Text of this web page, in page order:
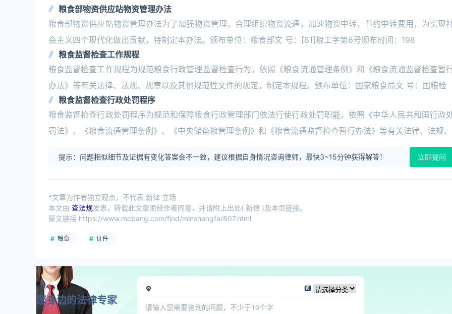
粮食部物资供应站物资管理办法
粮食部物资供应站物资管理办法为了加强物资管理，合理组织物资流通，加速物资中转，节约中转费用，为实现
会主义四个现代化做出贡献，特制定本办法。颁布单位：粮食部文 号：[81]粮工字第6号颁布时间：198
粮食监督检查工作规程
粮食监督检查工作规程为规范粮食行政管理监督检查行为，依照《粮食流通管理条例》和《粮食流通监督检查暂
办法》等有关法律、法规、规章以及其他规范性文件的规定，制定本规程。颁布单位：国家粮食局文 号：国粮检
粮食监督检查行政处罚程序
粮食监督检查行政处罚程序为规范和保障粮食行政管理部门依法行使行政处罚职能，依照《中华人民共和国行政
罚法》、《粮食流通管理条例》、《中央储备粮管理条例》和《粮食流通监督检查暂行办法》等有关法律、法规、
提示：问题相似细节及证据有变化答案会不一致，建议根据自身情况咨询律师，最快3~15分钟获得解答！ 立即提问
*文章为作者独立观点，不代表 新律 立场
本文由 查法规发表，转载此文章须经作者同意，并请附上出处( 新律 )及本页链接。
原文链接 https://www.mcbang.com/find/minshangfa/807.html
粮食 证件
您身边的法律专家